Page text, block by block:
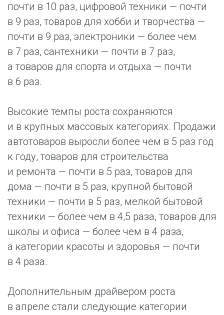
почти в 10 раз, цифровой техники — почти
в 9 раз, товаров для хобби и творчества —
почти в 9 раз, электроники — более чем
в 7 раз, сантехники — почти в 7 раз,
а товаров для спорта и отдыха — почти
в 6 раз.
Высокие темпы роста сохраняются
и в крупных массовых категориях. Продажи
автотоваров выросли более чем в 5 раз год
к году, товаров для строительства
и ремонта — почти в 5 раз, товаров для
дома — почти в 5 раз, крупной бытовой
техники — почти в 5 раз, мелкой бытовой
техники — более чем в 4,5 раза, товаров для
школы и офиса — более чем в 4 раза,
а категории красоты и здоровья — почти
в 4 раза.
Дополнительным драйвером роста
в апреле стали следующие категории